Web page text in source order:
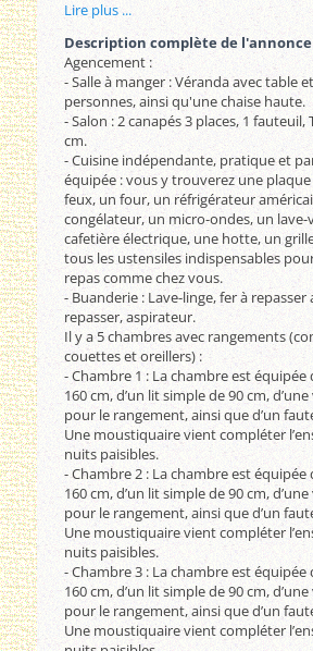
Lire plus ...
Description complète de l'annonce
Agencement :
- Salle à manger : Véranda avec table
personnes, ainsi qu'une chaise haute.
- Salon : 2 canapés 3 places, 1 fauteuil,
cm.
- Cuisine indépendante, pratique et
équipée : vous y trouverez une plaque
feux, un four, un réfrigérateur
congélateur, un micro-ondes, un lave-
cafetière électrique, une hotte, un
tous les ustensiles indispensables
repas comme chez vous.
- Buanderie : Lave-linge, fer à repasser
repasser, aspirateur.
Il y a 5 chambres avec rangements
couettes et oreillers) :
- Chambre 1 : La chambre est équipée
160 cm, d’un lit simple de 90 cm,
pour le rangement, ainsi que d’un
Une moustiquaire vient compléter
nuits paisibles.
- Chambre 2 : La chambre est équipée
160 cm, d’un lit simple de 90 cm,
pour le rangement, ainsi que d’un
Une moustiquaire vient compléter
nuits paisibles.
- Chambre 3 : La chambre est équipée
160 cm, d’un lit simple de 90 cm,
pour le rangement, ainsi que d’un
Une moustiquaire vient compléter